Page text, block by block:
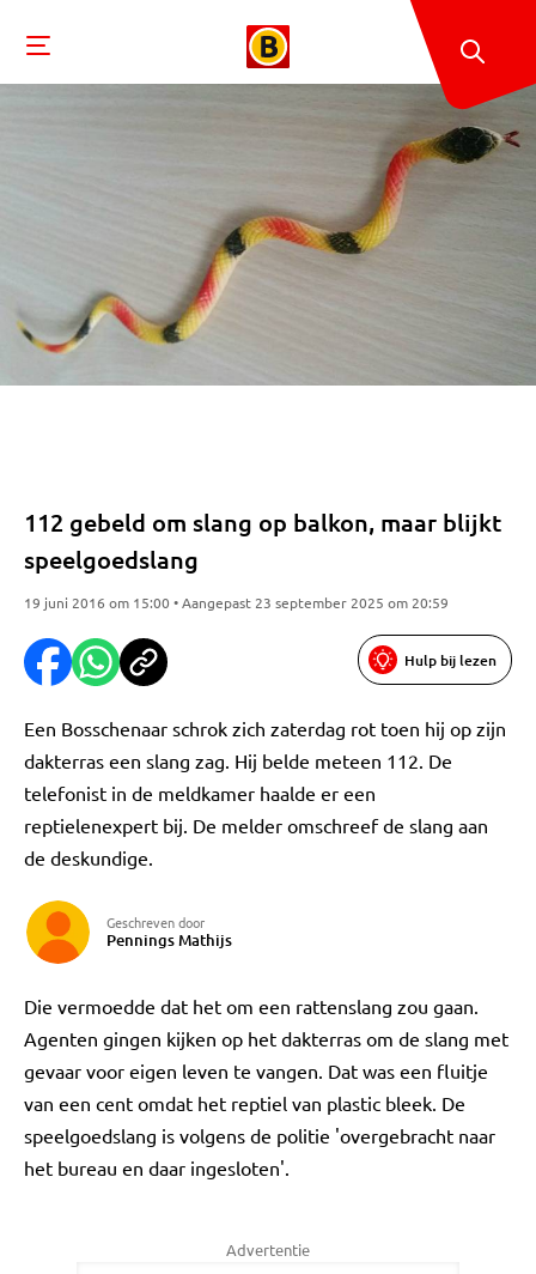
112 gebeld om slang op balkon, maar blijkt
speelgoedslang
19 juni 2016 om 15:00 • Aangepast 23 september 2025 om 20:59
Hulp bij lezen
Een Bosschenaar schrok zich zaterdag rot toen hij op zijn
dakterras een slang zag. Hij belde meteen 112. De
telefonist in de meldkamer haalde er een
reptielenexpert bij. De melder omschreef de slang aan
de deskundige.
Geschreven door
Pennings Mathijs
Die vermoedde dat het om een rattenslang zou gaan.
Agenten gingen kijken op het dakterras om de slang met
gevaar voor eigen leven te vangen. Dat was een fluitje
van een cent omdat het reptiel van plastic bleek. De
speelgoedslang is volgens de politie 'overgebracht naar
het bureau en daar ingesloten'.
Advertentie